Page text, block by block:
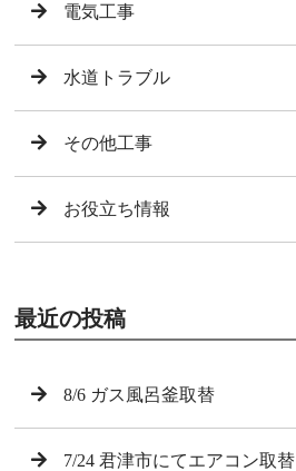
電気工事
水道トラブル
その他工事
お役立ち情報
最近の投稿
8/6 ガス風呂釜取替
7/24 君津市にてエアコン取替